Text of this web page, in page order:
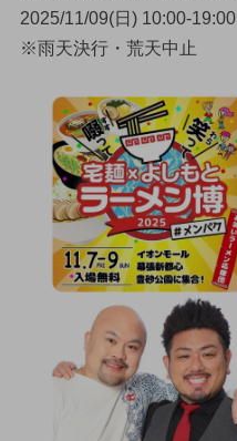
2025/11/09(日) 10:00-19:00
※雨天決行・荒天中止